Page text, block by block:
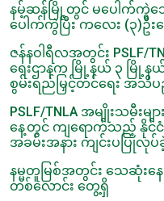
နမ့်ဆန်မြို့တွင် မပေါက်ကွဲ
ပေါက်ကွဲပြီး ကလေး (၃)ဦ
ဇန်နဝါရီလအတွင်း PSLF/
ရေးဌာနက မြို့နယ် ၃ မြို့န
စွမ်းရည်မြှင့်တင်ရေး အသိပ
PSLF/TNLA အမျိုးသမီး
နေ့တွင် ကျရောက်သည့် နိုင်ငံ
အခမ်းအနား ကျင်းပပြုလုပ်
နမ္မတူမြစ်အတွင်း သေဆုံး
တစ်လောင်း တွေ့ရှိ